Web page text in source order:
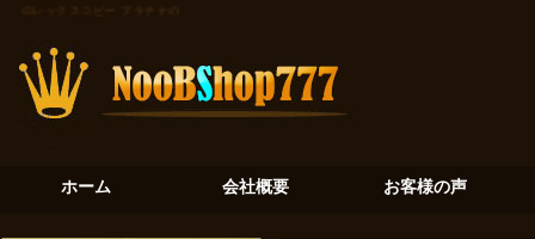
プラチナの氷河：デイトナ116506が奏でる至高のクロノグラフ
ホーム 会社概要 お客様の声